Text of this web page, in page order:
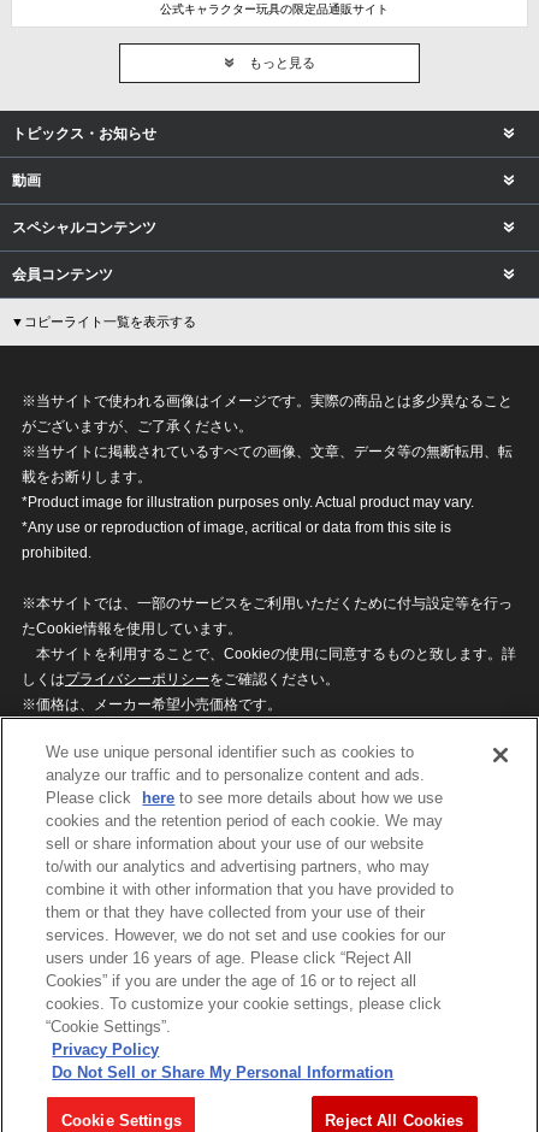
公式キャラクター玩具の限定品通販サイト
もっと見る
トピックス・お知らせ
動画
スペシャルコンテンツ
会員コンテンツ
▼コピーライト一覧を表示する
※当サイトで使われる画像はイメージです。実際の商品とは多少異なること
がございますが、ご了承ください。
※当サイトに掲載されているすべての画像、文章、データ等の無断転用、転
載をお断りします。
*Product image for illustration purposes only. Actual product may vary.
*Any use or reproduction of image, acritical or data from this site is
prohibited.
※本サイトでは、一部のサービスをご利用いただくために付与設定等を行っ
たCookie情報を使用しています。
本サイトを利用することで、Cookieの使用に同意するものと致します。詳
しくはプライバシーポリシーをご確認ください。
※価格は、メーカー希望小売価格です。
ざいますのでご了承ください。
privacypolicy
Do Not Sell or Share My
Personal Information
ウェブサイトご利用条件
ソーシャルメディアポリシー
個人情報保護方針
お問い合わせ
©BANDAI
コピーライト一覧を表示する
We use unique personal identifier such as cookies to
analyze our traffic and to personalize content and ads.
Please click
here to see more details about how we use
cookies and the retention period of each cookie. We may
sell or share information about your use of our website
to/with our analytics and advertising partners, who may
combine it with other information that you have provided to
them or that they have collected from your use of their
services. However, we do not set and use cookies for our
users under 16 years of age. Please click “Reject All
Cookies” if you are under the age of 16 or to reject all
cookies. To customize your cookie settings, please click
“Cookie Settings”.
Privacy Policy
Do Not Sell or Share My Personal Information
Cookie Settings Reject All Cookies